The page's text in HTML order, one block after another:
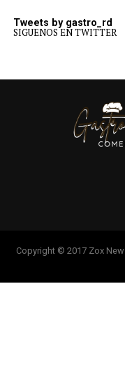
Tweets by gastro_rd
SIGUENOS EN TWITTER
Copyright © 2017 Zox